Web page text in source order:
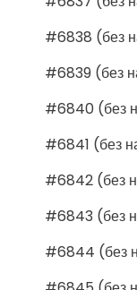
#6838 (без
#6839 (без
#6840 (без
#6841 (без
#6842 (без
#6843 (без
#6844 (без